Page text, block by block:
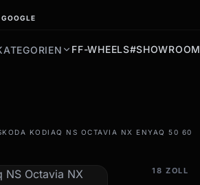
GOOGLE
FF-WHEELS#SHOWROOM
&
KODIAQ NS OCTAVIA NX ENYAQ 50 60
18 ZOLL